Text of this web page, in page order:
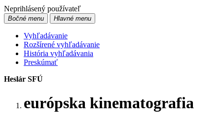
Neprihlásený používateľ
Bočné menu Hlavné menu
Vyhľadávanie
Rozšírené vyhľadávanie
História vyhľadávania
Preskúmať
Heslár SFÚ
európska kinematografia